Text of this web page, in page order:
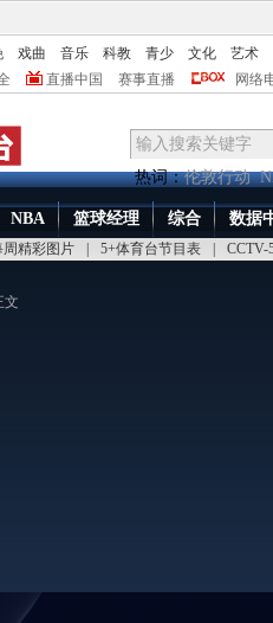
戏曲 音乐 科教 青少 文化
艺术
直播中国 赛事直播 网络
热词：伦敦行动
周精彩图片 5+体育台节目表 CCTV-
NBA 篮球经理 综合
数据
文